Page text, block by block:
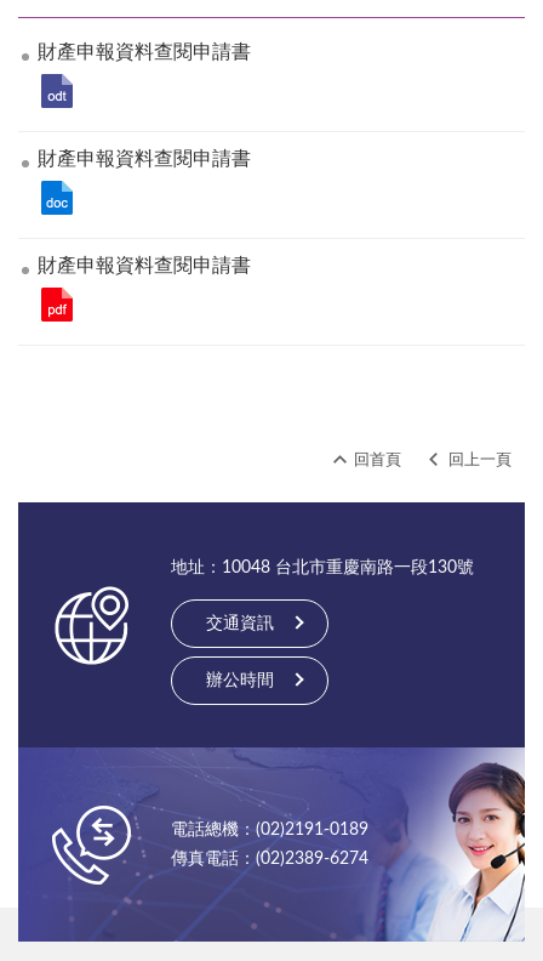
財產申報資料查閱申請書
財產申報資料查閱申請書
財產申報資料查閱申請書
回首頁 回上一頁
地址：10048 台北市重慶南路一段130號
交通資訊
辦公時間
電話總機：(02)2191-0189
傳真電話：(02)2389-6274